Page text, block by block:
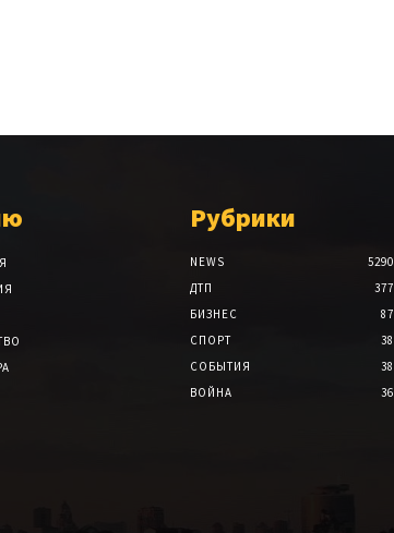
Рубрики
NEWS
5290
ДТП
377
БИЗНЕС
87
СПОРТ
38
СОБЫТИЯ
38
ВОЙНА
36